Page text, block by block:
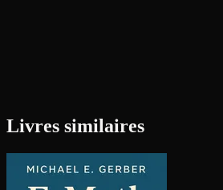
Livres similaires